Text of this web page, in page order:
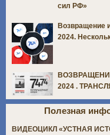
сил РФ»
Возвращение
2024.
2024 .
Полезная
ВИДЕОЦИКЛ «УСТНАЯ